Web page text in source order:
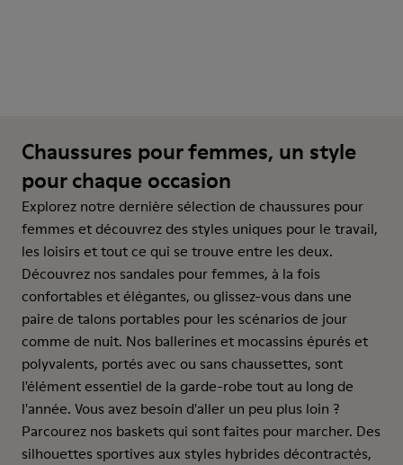
Chaussures pour femmes, un style
pour chaque occasion
Explorez notre dernière sélection de chaussures pour
femmes et découvrez des styles uniques pour le travail,
les loisirs et tout ce qui se trouve entre les deux.
Découvrez nos sandales pour femmes, à la fois
confortables et élégantes, ou glissez-vous dans une
paire de talons portables pour les scénarios de jour
comme de nuit. Nos ballerines et mocassins épurés et
polyvalents, portés avec ou sans chaussettes, sont
l'élément essentiel de la garde-robe tout au long de
l'année. Vous avez besoin d'aller un peu plus loin ?
Parcourez nos baskets qui sont faites pour marcher. Des
silhouettes sportives aux styles hybrides décontractés,